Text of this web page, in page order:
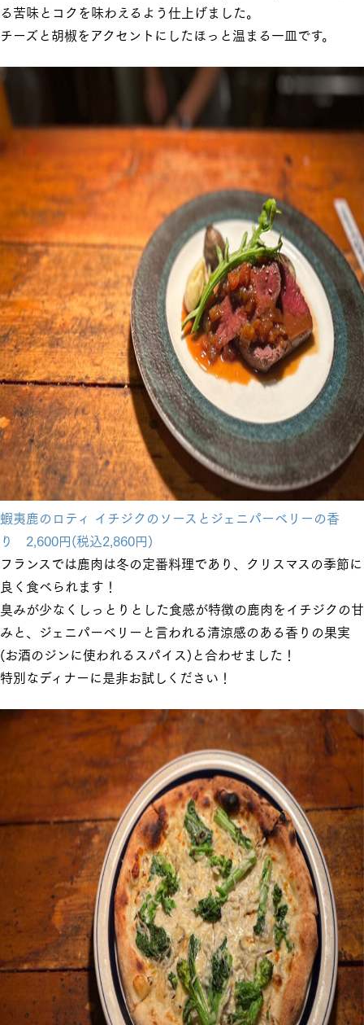
る苦味とコクを味わえるよう仕上げました。
チーズと胡椒をアクセントにしたほっと温まる一皿です。
蝦夷鹿のロティ イチジクのソースとジェニパーベリーの香
り 2,600円(税込2,860円)
フランスでは鹿肉は冬の定番料理であり、クリスマスの季節に
良く食べられます！
臭みが少なくしっとりとした食感が特徴の鹿肉をイチジクの甘
みと、ジェニパーベリーと言われる清涼感のある香りの果実
(お酒のジンに使われるスパイス)と合わせました！
特別なディナーに是非お試しください！